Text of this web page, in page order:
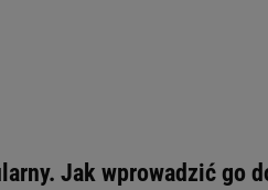
Jak wprowadzić go